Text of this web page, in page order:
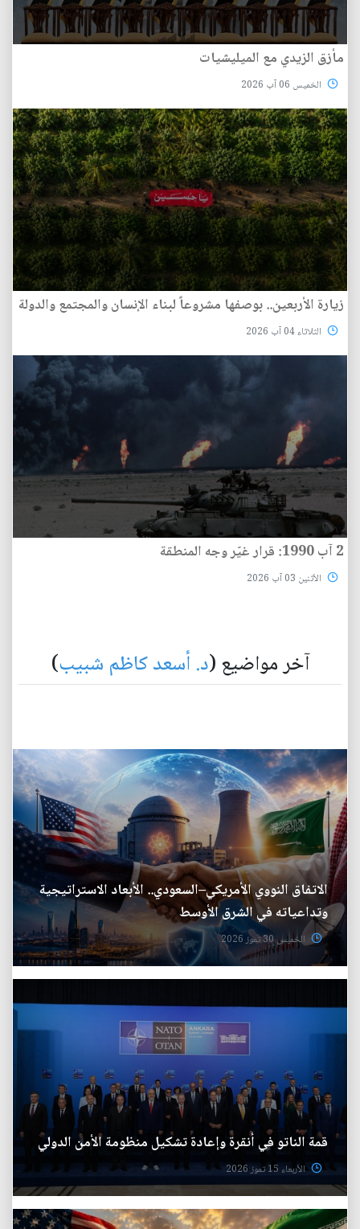
مأزق الزيدي مع الميليشيات
الخميس 06 آب 2026
زيارة الأربعين.. بوصفها مشروعاً لبناء الإنسان والمجتمع والدولة
الثلاثاء 04 آب 2026
2 آب 1990: قرار غيّر وجه المنطقة
الأثنين 03 آب 2026
آخر مواضيع (د. أسعد كاظم شبيب)
الاتفاق النووي الأمريكي–السعودي.. الأبعاد الاستراتيجية
وتداعياته في الشرق الأوسط
الخميس 30 تموز 2026
قمة الناتو في أنقرة وإعادة تشكيل منظومة الأمن الدولي
الأربعاء 15 تموز 2026